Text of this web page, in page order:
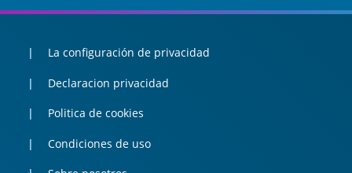
La configuración de privacidad
Declaracion privacidad
Politica de cookies
Condiciones de uso